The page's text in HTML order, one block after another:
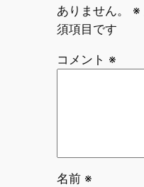
ありません。
※
須項目です
コメント ※
名前 ※